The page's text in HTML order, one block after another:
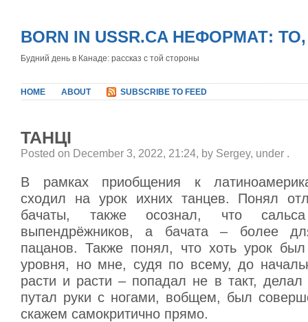
BORN IN USSR.CA НЕФОРМАТ:
Будний день в Канаде: рассказ с той стороны
HOME ABOUT SUBSCRIBE TO FEED
ТАНЦI
Posted on December 3, 2022, 21:24, by Sergey, under .
В рамках приобщения к
сходил на урок ихних танцев. Понял
бачаты, также осознал, что
выпендрёжников, а бачата – более
пацанов. Также понял, что хоть урок
уровня, но мне, судя по всему, до
расти и расти – попадал не в такт,
путал руки с ногами, вобщем, был
скажем самокритично прямо.